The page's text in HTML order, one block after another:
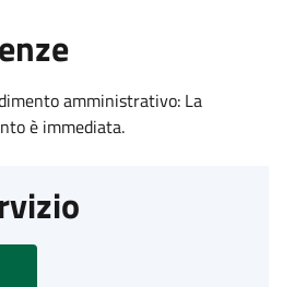
amministrativo: La
è immediata.